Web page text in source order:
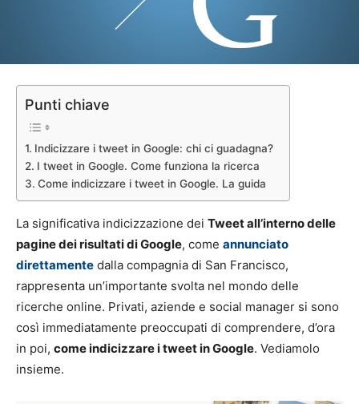
Punti chiave
Indicizzare i tweet in Google: chi ci guadagna?
I tweet in Google. Come funziona la ricerca
Come indicizzare i tweet in Google. La guida
La significativa indicizzazione dei Tweet all’interno delle
pagine dei risultati di Google, come annunciato
direttamente dalla compagnia di San Francisco,
rappresenta un’importante svolta nel mondo delle
ricerche online. Privati, aziende e social manager si sono
così immediatamente preoccupati di comprendere, d’ora
in poi, come indicizzare i tweet in Google. Vediamolo
insieme.